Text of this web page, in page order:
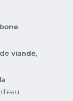
:
viande,